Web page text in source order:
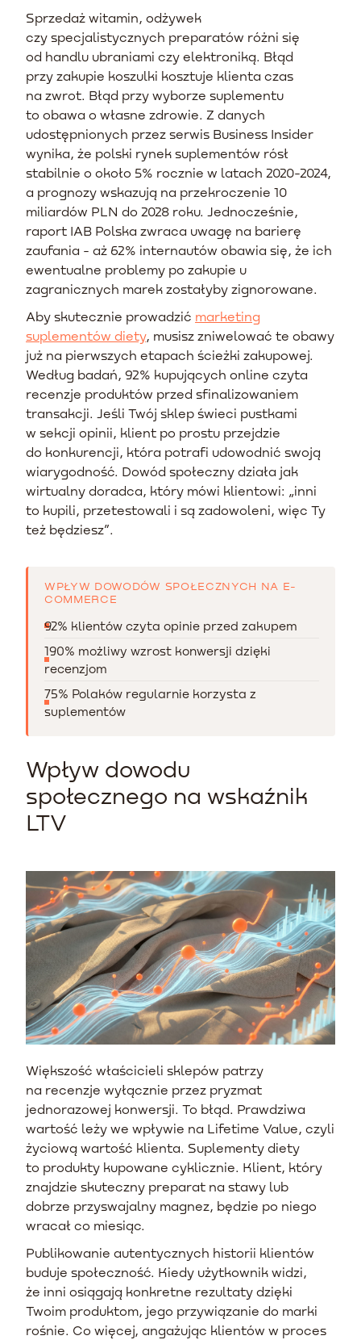
Sprzedaż witamin, odżywek
czy specjalistycznych preparatów różni się
od handlu ubraniami czy elektroniką. Błąd
przy zakupie koszulki kosztuje klienta czas
na zwrot. Błąd przy wyborze suplementu
to obawa o własne zdrowie. Z danych
udostępnionych przez serwis Business Insider
wynika, że polski rynek suplementów rósł
stabilnie o około 5% rocznie w latach 2020-2024,
a prognozy wskazują na przekroczenie 10
miliardów PLN do 2028 roku. Jednocześnie,
raport IAB Polska zwraca uwagę na barierę
zaufania - aż 62% internautów obawia się, że ich
ewentualne problemy po zakupie u
zagranicznych marek zostałyby zignorowane.
Aby skutecznie prowadzić marketing
suplementów diety, musisz zniwelować te obawy
już na pierwszych etapach ścieżki zakupowej.
Według badań, 92% kupujących online czyta
recenzje produktów przed sfinalizowaniem
transakcji. Jeśli Twój sklep świeci pustkami
w sekcji opinii, klient po prostu przejdzie
do konkurencji, która potrafi udowodnić swoją
wiarygodność. Dowód społeczny działa jak
wirtualny doradca, który mówi klientowi: „inni
to kupili, przetestowali i są zadowoleni, więc Ty
też będziesz”.
WPŁYW DOWODÓW SPOŁECZNYCH NA E-
COMMERCE
92% klientów czyta opinie przed zakupem
190% możliwy wzrost konwersji dzięki
recenzjom
75% Polaków regularnie korzysta z
suplementów
Wpływ dowodu
społecznego na wskaźnik
LTV
Większość właścicieli sklepów patrzy
na recenzje wyłącznie przez pryzmat
jednorazowej konwersji. To błąd. Prawdziwa
wartość leży we wpływie na Lifetime Value, czyli
życiową wartość klienta. Suplementy diety
to produkty kupowane cyklicznie. Klient, który
znajdzie skuteczny preparat na stawy lub
dobrze przyswajalny magnez, będzie po niego
wracał co miesiąc.
Publikowanie autentycznych historii klientów
buduje społeczność. Kiedy użytkownik widzi,
że inni osiągają konkretne rezultaty dzięki
Twoim produktom, jego przywiązanie do marki
rośnie. Co więcej, angażując klientów w proces